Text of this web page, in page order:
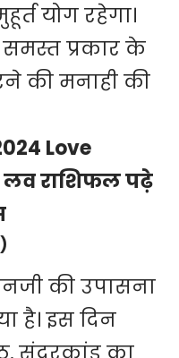
योग रहेगा।
प्रकार के
की मनाही की
Love
लव राशिफल पढ़े
की उपासना
है। इस दिन